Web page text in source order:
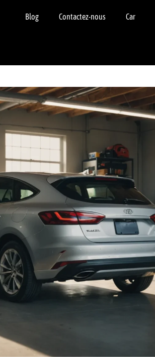
Blog Contactez-nous Car